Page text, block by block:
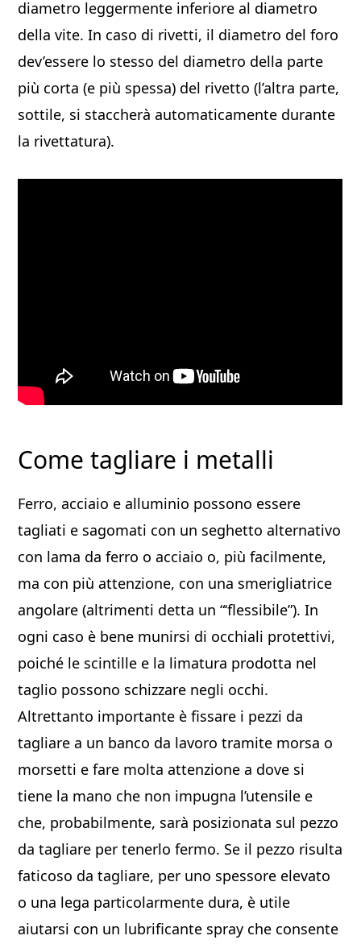
diametro leggermente inferiore al diametro
della vite. In caso di rivetti, il diametro del foro
dev’essere lo stesso del diametro della parte
più corta (e più spessa) del rivetto (l’altra parte,
sottile, si staccherà automaticamente durante
la rivettatura).
Come tagliare i metalli
Ferro, acciaio e alluminio possono essere
tagliati e sagomati con un seghetto alternativo
con lama da ferro o acciaio o, più facilmente,
ma con più attenzione, con una smerigliatrice
angolare (altrimenti detta un “‘flessibile”). In
ogni caso è bene munirsi di occhiali protettivi,
poiché le scintille e la limatura prodotta nel
taglio possono schizzare negli occhi.
Altrettanto importante è fissare i pezzi da
tagliare a un banco da lavoro tramite morsa o
morsetti e fare molta attenzione a dove si
tiene la mano che non impugna l’utensile e
che, probabilmente, sarà posizionata sul pezzo
da tagliare per tenerlo fermo. Se il pezzo risulta
faticoso da tagliare, per uno spessore elevato
o una lega particolarmente dura, è utile
aiutarsi con un lubrificante spray che consente